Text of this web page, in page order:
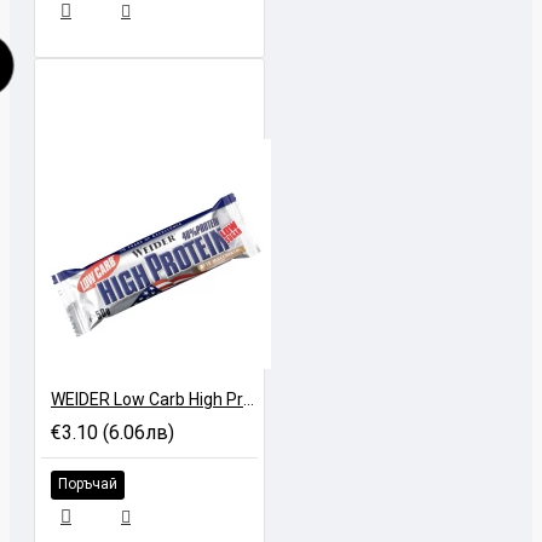
WEIDER Low Carb High Protein Bar - 50 gr
€3.10 (6.06лв)
Поръчай